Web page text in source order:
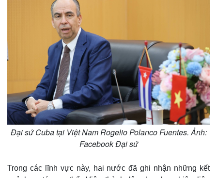
Đại sứ Cuba tại Việt Nam Rogelio Polanco Fuentes. Ảnh:
Facebook Đại sứ
Trong các lĩnh vực này, hai nước đã ghi nhận những kết